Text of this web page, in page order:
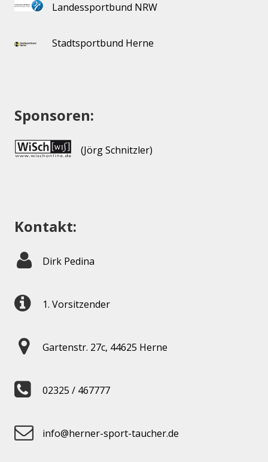
Landessportbund NRW
Stadtsportbund Herne
Sponsoren:
(Jörg Schnitzler)
Kontakt:
Dirk Pedina
1. Vorsitzender
Gartenstr. 27c, 44625 Herne
02325 / 467777
info@herner-sport-taucher.de